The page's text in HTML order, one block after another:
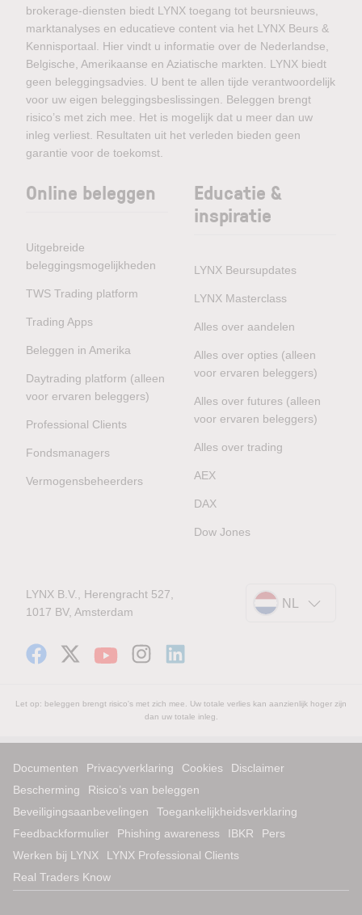
brokerage-diensten biedt LYNX toegang tot beursnieuws,
marktanalyses en educatieve content via het LYNX Beurs &
Kennisportaal. Hier vindt u informatie over de Nederlandse,
Belgische, Amerikaanse en Aziatische markten. LYNX biedt
geen beleggingsadvies. U bent te allen tijde verantwoordelijk
voor uw eigen beleggingsbeslissingen. Beleggen brengt
risico’s met zich mee. Het is mogelijk dat u meer dan uw
inleg verliest. Resultaten uit het verleden bieden geen
garantie voor de toekomst.
Online beleggen
Uitgebreide
beleggingsmogelijkheden
TWS Trading platform
Trading Apps
Beleggen in Amerika
Daytrading platform (alleen
voor ervaren beleggers)
Professional Clients
Fondsmanagers
Vermogensbeheerders
Educatie &
inspiratie
LYNX Beursupdates
LYNX Masterclass
Alles over aandelen
Alles over opties (alleen
voor ervaren beleggers)
Alles over futures (alleen
voor ervaren beleggers)
Alles over trading
AEX
DAX
Dow Jones
LYNX B.V., Herengracht 527,
1017 BV, Amsterdam
NL
Let op: beleggen brengt risico's met zich mee. Uw totale verlies kan aanzienlijk hoger zijn
dan uw totale inleg.
Documenten Privacyverklaring Cookies
Disclaimer
Bescherming
Risico’s van beleggen
Beveiligingsaanbevelingen
Toegankelijkheidsverklaring
Feedbackformulier
Phishing awareness IBKR
Pers
Werken bij LYNX
LYNX Professional Clients
Real Traders Know